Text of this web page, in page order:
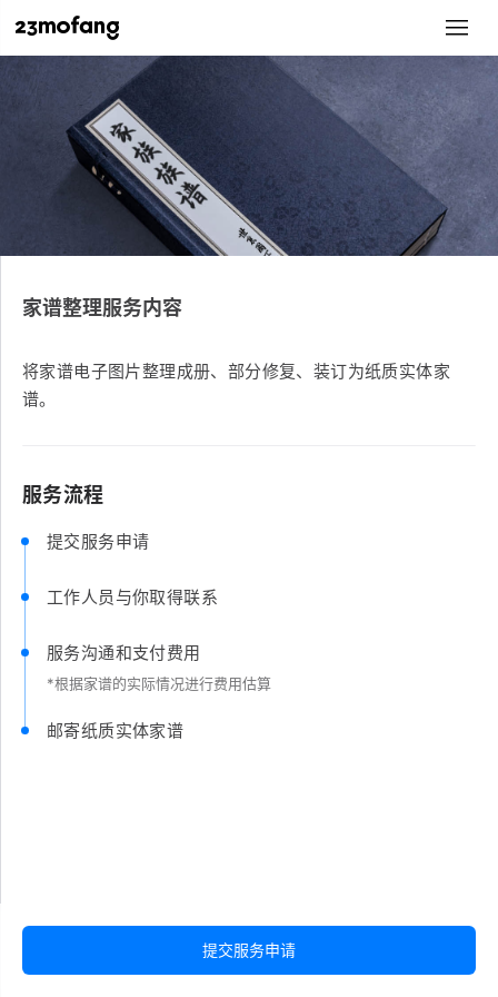
家谱整理服务内容
将家谱电子图片整理成册、部分修复、装订为纸质实体家
谱。
服务流程
提交服务申请
工作人员与你取得联系
服务沟通和支付费用
*根据家谱的实际情况进行费用估算
邮寄纸质实体家谱
提交服务申请